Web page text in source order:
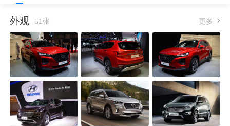
外观 51张 更多